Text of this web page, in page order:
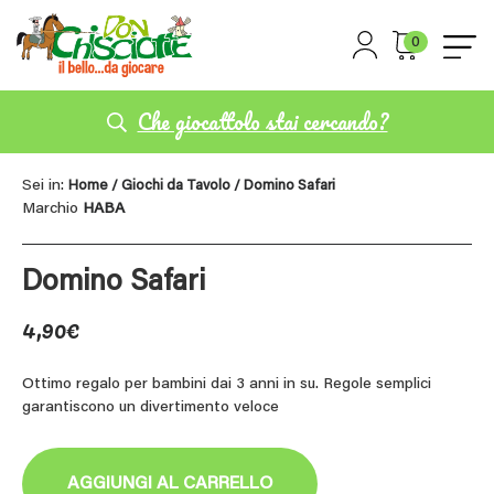
0
Che giocattolo stai cercando?
Sei in: Home / Giochi da Tavolo / Domino Safari
Marchio HABA
Domino Safari
4,90€
Ottimo regalo per bambini dai 3 anni in su. Regole semplici
garantiscono un divertimento veloce
AGGIUNGI AL CARRELLO